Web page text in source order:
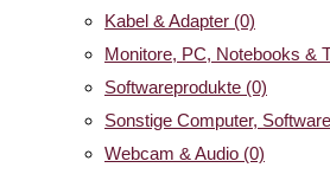
Kabel & Adapter (0)
Monitore, PC, Notebooks &
Softwareprodukte (0)
Sonstige Computer, Software
Webcam & Audio (0)